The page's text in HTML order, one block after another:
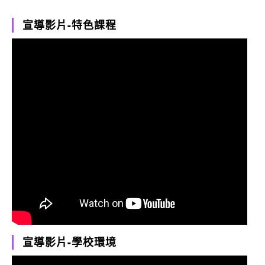
宣導影片-特色課程
宣導影片-學校環境